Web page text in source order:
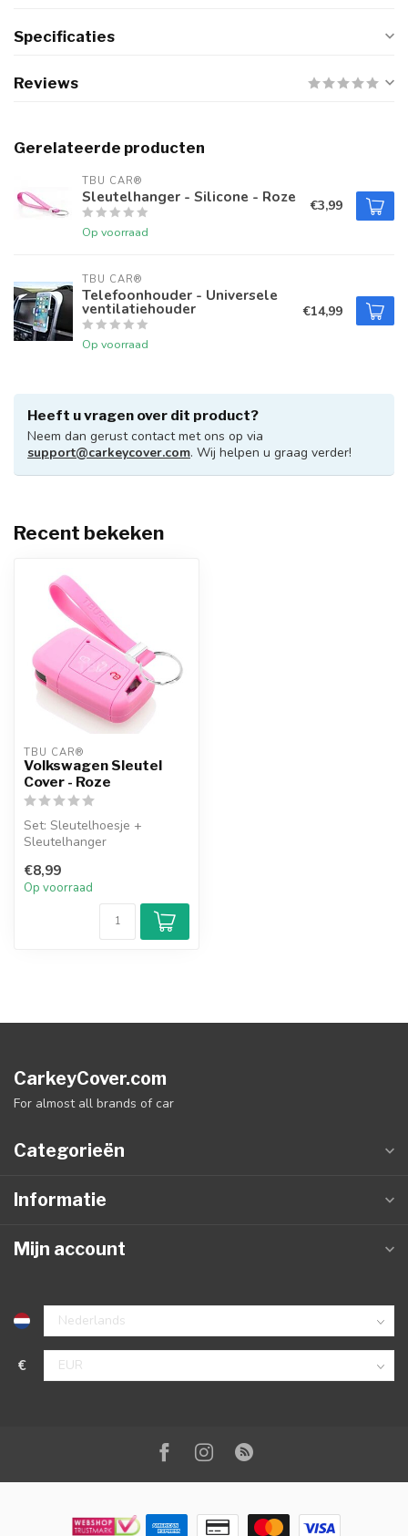
Specificaties
Reviews
Gerelateerde producten
TBU CAR®
Sleutelhanger - Silicone - Roze
Op voorraad
€3,99
TBU CAR®
Telefoonhouder - Universele
ventilatiehouder
Op voorraad
€14,99
Heeft u vragen over dit product?
Neem dan gerust contact met ons op via
support@carkeycover.com. Wij helpen u graag verder!
Recent bekeken
TBU CAR®
Volkswagen Sleutel
Cover - Roze
Set: Sleutelhoesje +
Sleutelhanger
€8,99
Op voorraad
CarkeyCover.com
For almost all brands of car
Categorieën
Informatie
Mijn account
€